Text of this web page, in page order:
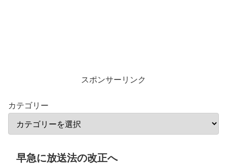
スポンサーリンク
カテゴリー
早急に放送法の改正へ